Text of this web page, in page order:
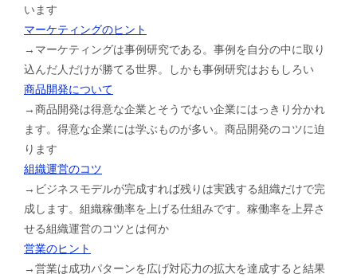
います
マーケティングのヒント
→マーケティングは事例研究である。事例を自分の中に取り
込んだ人だけが勝てる世界。しかも事例研究はおもしろい
商品開発について
→商品開発は得意な企業とそうでない企業にはっきり分かれ
ます。得意な企業には学ぶものが多い。商品開発のコツに迫
ります
組織運営のコツ
→ビジネスモデルが完成すれば残りは実践する組織だけで完
成します。組織稼働率を上げる仕組みです。稼働率を上昇さ
せる組織運営のコツとは何か
営業のヒント
→営業は成功パターンを広げ対応力の拡大を達成すると結果